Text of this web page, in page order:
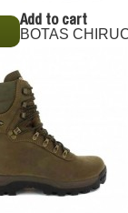
Add to cart
BOTAS